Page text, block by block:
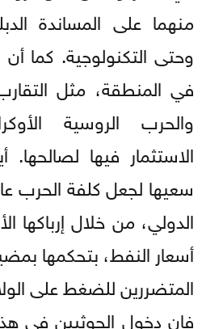
منهما على المساندة
وحتى التكنولوجية. كما
في المنطقة، مثل
والحرب الروسية
الاستثمار فيها
سعيها لجعل كلفة الحرب
الدولي، من خلال إرباكها
أسعار النفط، بتحكمها
المتضررين للضغط على
فإن دخول الحوثيين في